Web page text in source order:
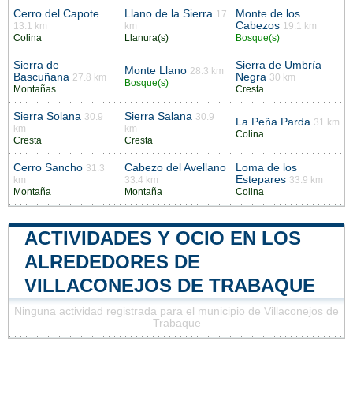
Cerro del Capote
13.1 km
Colina
Llano de la Sierra 17
km
Llanura(s)
Monte de los
Cabezos 19.1 km
Bosque(s)
Sierra de
Bascuñana 27.8 km
Montañas
Monte Llano 28.3 km
Bosque(s)
Sierra de Umbría
Negra 30 km
Cresta
Sierra Solana 30.9
km
Cresta
Sierra Salana 30.9
km
Cresta
La Peña Parda 31 km
Colina
Cerro Sancho 31.3
km
Montaña
Cabezo del Avellano
33.4 km
Montaña
Loma de los
Estepares 33.9 km
Colina
ACTIVIDADES Y OCIO EN LOS
ALREDEDORES DE
VILLACONEJOS DE TRABAQUE
Ninguna actividad registrada para el municipio de Villaconejos de
Trabaque